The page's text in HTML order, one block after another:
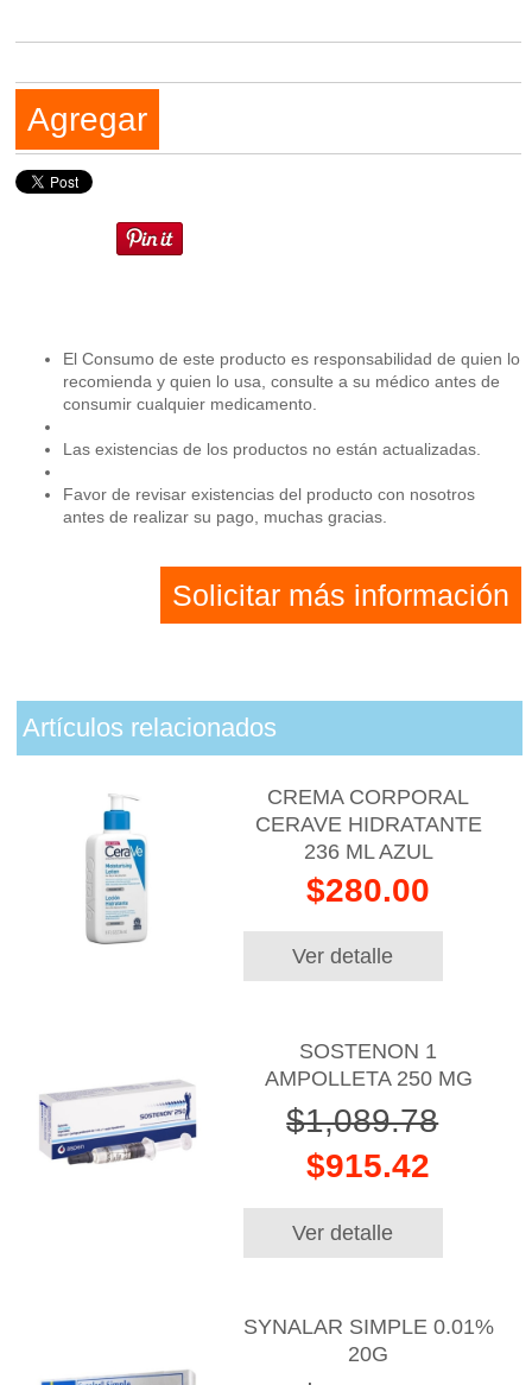
Agregar
El Consumo de este producto es responsabilidad de quien lo
recomienda y quien lo usa, consulte a su médico antes de
consumir cualquier medicamento.
Las existencias de los productos no están actualizadas.
Favor de revisar existencias del producto con nosotros
antes de realizar su pago, muchas gracias.
Solicitar más información
Artículos relacionados
CREMA CORPORAL
CERAVE HIDRATANTE
236 ML AZUL
$280.00
Ver detalle
SOSTENON 1
AMPOLLETA 250 MG
$1,089.78
$915.42
Ver detalle
SYNALAR SIMPLE 0.01%
20G